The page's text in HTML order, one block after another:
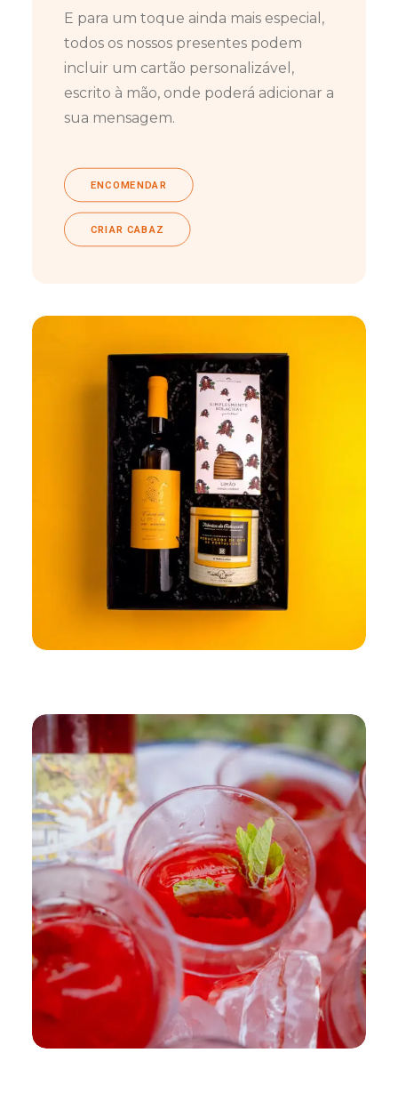
E para um toque ainda mais especial,
todos os nossos presentes podem
incluir um cartão personalizável,
escrito à mão, onde poderá adicionar a
sua mensagem.
ENCOMENDAR
CRIAR CABAZ